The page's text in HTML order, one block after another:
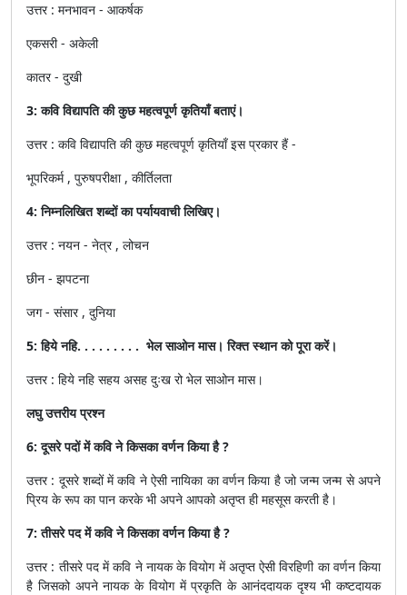
उत्तर : मनभावन - आकर्षक
एकसरी - अकेली
कातर - दुखी
3: कवि विद्यापति की कुछ महत्वपूर्ण कृतियाँ बताएं।
उत्तर : कवि विद्यापति की कुछ महत्वपूर्ण कृतियाँ इस प्रकार हैं -
भूपरिकर्म , पुरुषपरीक्षा , कीर्तिलता
4: निम्नलिखित शब्दों का पर्यायवाची लिखिए।
उत्तर : नयन - नेत्र , लोचन
छीन - झपटना
जग - संसार , दुनिया
5: हिये नहि. . . . . . . . . भेल साओन मास। रिक्त स्थान को पूरा करें।
उत्तर : हिये नहि सहय असह दुःख रो भेल साओन मास।
लघु उत्तरीय प्रश्न
6: दूसरे पदों में कवि ने किसका वर्णन किया है ?
उत्तर : दूसरे शब्दों में कवि ने ऐसी नायिका का वर्णन किया है जो जन्म जन्म से अपने
प्रिय के रूप का पान करके भी अपने आपको अतृप्त ही महसूस करती है।
7: तीसरे पद में कवि ने किसका वर्णन किया है ?
उत्तर : तीसरे पद में कवि ने नायक के वियोग में अतृप्त ऐसी विरहिणी का वर्णन किया
है जिसको अपने नायक के वियोग में प्रकृति के आनंददायक दृश्य भी कष्टदायक